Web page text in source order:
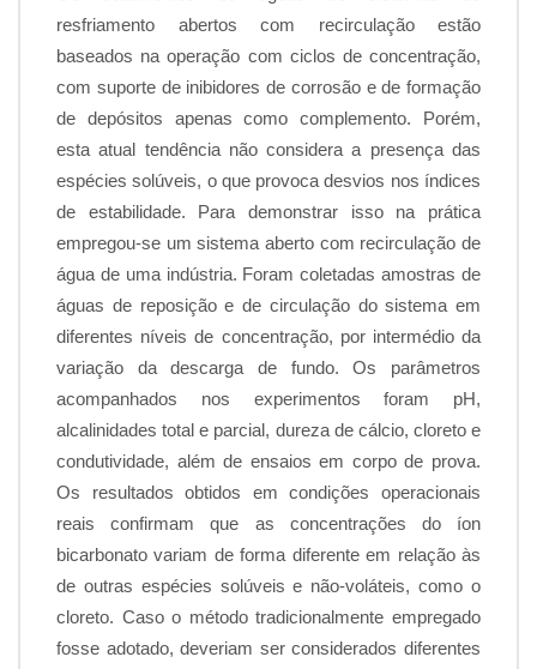
resfriamento abertos com recirculação estão
baseados na operação com ciclos de concentração,
com suporte de inibidores de corrosão e de formação
de depósitos apenas como complemento. Porém,
esta atual tendência não considera a presença das
espécies solúveis, o que provoca desvios nos índices
de estabilidade. Para demonstrar isso na prática
empregou-se um sistema aberto com recirculação de
água de uma indústria. Foram coletadas amostras de
águas de reposição e de circulação do sistema em
diferentes níveis de concentração, por intermédio da
variação da descarga de fundo. Os parâmetros
acompanhados nos experimentos foram pH,
alcalinidades total e parcial, dureza de cálcio, cloreto e
condutividade, além de ensaios em corpo de prova.
Os resultados obtidos em condições operacionais
reais confirmam que as concentrações do íon
bicarbonato variam de forma diferente em relação às
de outras espécies solúveis e não-voláteis, como o
cloreto. Caso o método tradicionalmente empregado
fosse adotado, deveriam ser considerados diferentes